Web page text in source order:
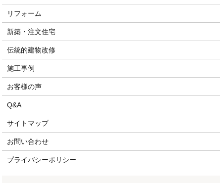
リフォーム
新築・注文住宅
伝統的建物改修
施工事例
お客様の声
Q&A
サイトマップ
お問い合わせ
プライバシーポリシー